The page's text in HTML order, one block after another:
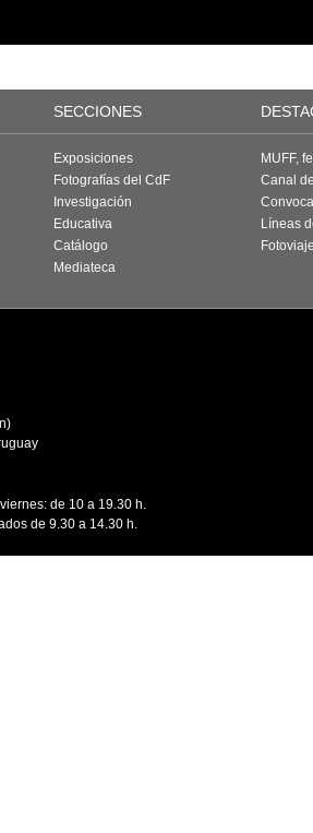
SECCIONES
Exposiciones
Fotografías del CdF
Investigación
Educativa
Catálogo
Mediateca
MUFF,
Canal
Líneas
de 10 a 19.30 h.
de 9.30 a 14.30 h.